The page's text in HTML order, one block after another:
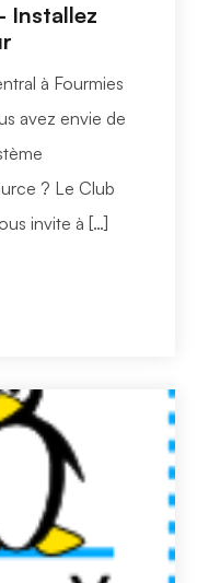
Installez
à Fourmies
avez envie de
? Le Club
invite à […]